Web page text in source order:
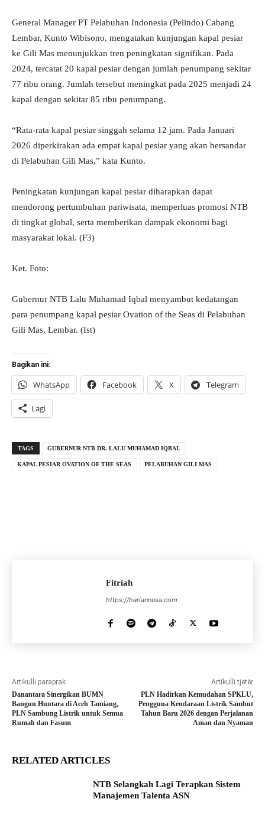
General Manager PT Pelabuhan Indonesia (Pelindo) Cabang
Lembar, Kunto Wibisono, mengatakan kunjungan kapal pesiar
ke Gili Mas menunjukkan tren peningkatan signifikan. Pada
2024, tercatat 20 kapal pesiar dengan jumlah penumpang sekitar
77 ribu orang. Jumlah tersebut meningkat pada 2025 menjadi 24
kapal dengan sekitar 85 ribu penumpang.
“Rata-rata kapal pesiar singgah selama 12 jam. Pada Januari
2026 diperkirakan ada empat kapal pesiar yang akan bersandar
di Pelabuhan Gili Mas,” kata Kunto.
Peningkatan kunjungan kapal pesiar diharapkan dapat
mendorong pertumbuhan pariwisata, memperluas promosi NTB
di tingkat global, serta memberikan dampak ekonomi bagi
masyarakat lokal. (F3)
Ket. Foto:
Gubernur NTB Lalu Muhamad Iqbal menyambut kedatangan
para penumpang kapal pesiar Ovation of the Seas di Pelabuhan
Gili Mas, Lembar. (Ist)
Bagikan ini:
WhatsApp Facebook X Telegram
Lagi
TAGS GUBERNUR NTB DR. LALU MUHAMAD IQBAL
KAPAL PESIAR OVATION OF THE SEAS PELABUHAN GILI MAS
Fitriah
https://hariannusa.com
Artikulli paraprak
Danantara Sinergikan BUMN
Bangun Huntara di Aceh Tamiang,
PLN Sambung Listrik untuk Semua
Rumah dan Fasum
Artikulli tjetër
PLN Hadirkan Kemudahan SPKLU,
Pengguna Kendaraan Listrik Sambut
Tahun Baru 2026 dengan Perjalanan
Aman dan Nyaman
RELATED ARTICLES
NTB Selangkah Lagi Terapkan Sistem
Manajemen Talenta ASN